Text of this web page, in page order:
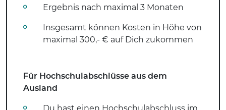
Ergebnis nach maximal 3 Monaten
Insgesamt können Kosten in Höhe von
maximal 300,- € auf Dich zukommen
Für Hochschulabschlüsse aus dem
Ausland
Du hast einen Hochschulabschluss im